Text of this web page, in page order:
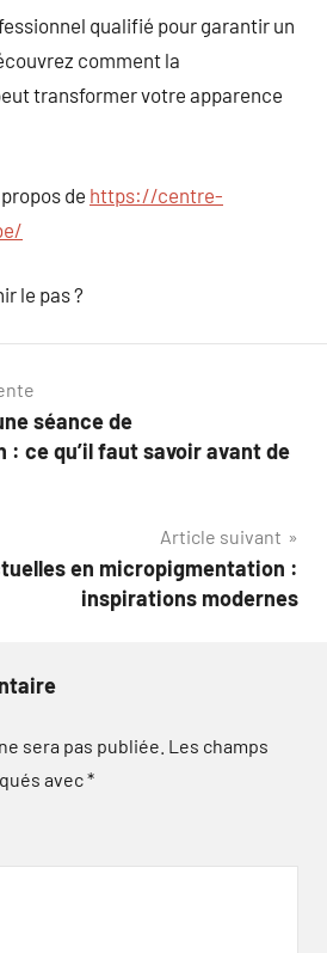
qualifié pour garantir un
comment la
transformer votre apparence
de https://centre-
le pas ?
séance de
ce qu’il faut savoir avant de
Article suivant
en micropigmentation :
inspirations modernes
sera pas publiée. Les champs
avec*